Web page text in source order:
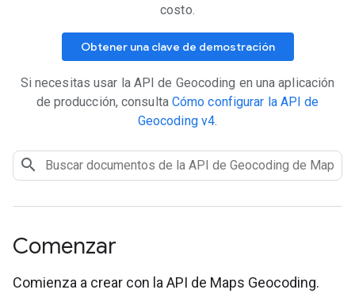
costo.
Obtener una clave de demostración
Si necesitas usar la API de Geocoding en una aplicación
de producción, consulta Cómo configurar la API de
Geocoding v4.
Comenzar
Comienza a crear con la API de Maps Geocoding.